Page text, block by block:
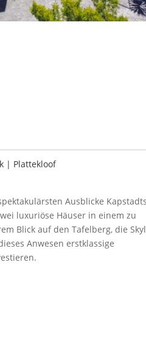
| Plattekloof
Ausblicke
luxuriöse Häuser in einem zu
Blick auf den Tafelberg, die
Anwesen erstklassige